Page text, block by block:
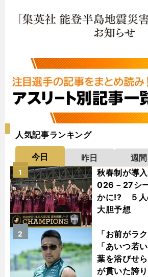
人気記事ランキング
今日 昨日 週間
秋春制が導
026－27シ
かに!? ５人
大胆予想
1
「お前がラ
「あいつ若
葉を浴びせ
が貫いた誇
2